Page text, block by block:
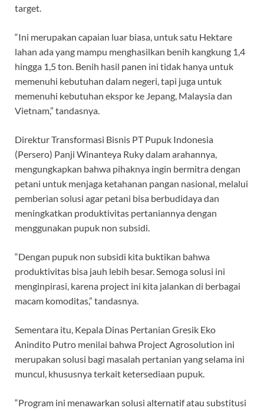
target.
“Ini merupakan capaian luar biasa, untuk satu Hektare
lahan ada yang mampu menghasilkan benih kangkung 1,4
hingga 1,5 ton. Benih hasil panen ini tidak hanya untuk
memenuhi kebutuhan dalam negeri, tapi juga untuk
memenuhi kebutuhan ekspor ke Jepang, Malaysia dan
Vietnam,” tandasnya.
Direktur Transformasi Bisnis PT Pupuk Indonesia
(Persero) Panji Winanteya Ruky dalam arahannya,
mengungkapkan bahwa pihaknya ingin bermitra dengan
petani untuk menjaga ketahanan pangan nasional, melalui
pemberian solusi agar petani bisa berbudidaya dan
meningkatkan produktivitas pertaniannya dengan
menggunakan pupuk non subsidi.
“Dengan pupuk non subsidi kita buktikan bahwa
produktivitas bisa jauh lebih besar. Semoga solusi ini
menginpirasi, karena project ini kita jalankan di berbagai
macam komoditas,” tandasnya.
Sementara itu, Kepala Dinas Pertanian Gresik Eko
Anindito Putro menilai bahwa Project Agrosolution ini
merupakan solusi bagi masalah pertanian yang selama ini
muncul, khususnya terkait ketersediaan pupuk.
“Program ini menawarkan solusi alternatif atau substitusi